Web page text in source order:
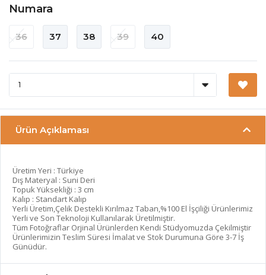
Numara
36 37 38 39 40
Ürün Açıklaması
Üretim Yeri : Türkiye
Dış Materyal : Suni Deri
Topuk Yüksekliği : 3 cm
Kalıp : Standart Kalıp
Yerli Üretim,Çelik Destekli Kırılmaz Taban,%100 El İşçiliği Ürünlerimiz
Yerli ve Son Teknoloji Kullanılarak Üretilmiştir.
Tüm Fotoğraflar Orjinal Ürünlerden Kendi Stüdyomuzda Çekilmiştir
Ürünlerimizin Teslim Süresi İmalat ve Stok Durumuna Göre 3-7 İş
Günüdür.